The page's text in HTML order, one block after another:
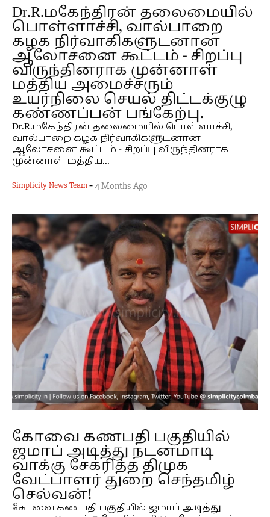
Dr.R.மகேந்திரன் தலைமையில்
பொள்ளாச்சி, வால்பாறை
கழக நிர்வாகிகளுடனான
ஆலோசனை கூட்டம் - சிறப்பு
விருந்தினராக முன்னாள்
மத்திய அமைச்சரும்
உயர்நிலை செயல் திட்டக்குழு
கண்ணப்பன் பங்கேற்பு.
Dr.R.மகேந்திரன் தலைமையில் பொள்ளாச்சி,
வால்பாறை கழக நிர்வாகிகளுடனான
ஆலோசனை கூட்டம் - சிறப்பு விருந்தினராக
முன்னாள் மத்திய...
Simplicity News Team-4 Months Ago
கோவை கணபதி பகுதியில்
ஜமாப் அடித்து நடனமாடி
வாக்கு சேகரித்த திமுக
வேட்பாளர் துறை செந்தமிழ்
செல்வன்!
கோவை கணபதி பகுதியில் ஜமாப் அடித்து